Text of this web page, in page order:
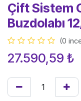
Çift Sistem
Buzdolabı
(0
27.590,59 ₺